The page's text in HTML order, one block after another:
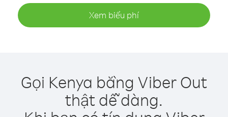
Xem biểu phí
Gọi Kenya bằng Viber Out
thật dễ dàng.